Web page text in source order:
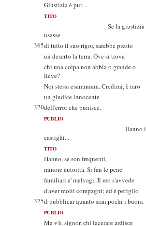
Giustizia è pur...
TITO
Se la giustizia
usasse
365di tutto il suo rigor, sarebbe presto
un deserto la terra. Ove si trova
chi una colpa non abbia o grande o
lieve?
Noi stessi esaminiam. Credimi, è raro
un giudice innocente
370dell'error che punisce.
PUBLIO
Hanno i
castighi...
TITO
Hanno, se son frequenti,
minore autorità. Si fan le pene
familiari a' malvagi. Il reo s'avvede
d'aver molti compagni; ed è periglio
375il pubblicar quanto sian pochi i buoni.
PUBLIO
Ma v'è, signor, chi lacerare ardisce